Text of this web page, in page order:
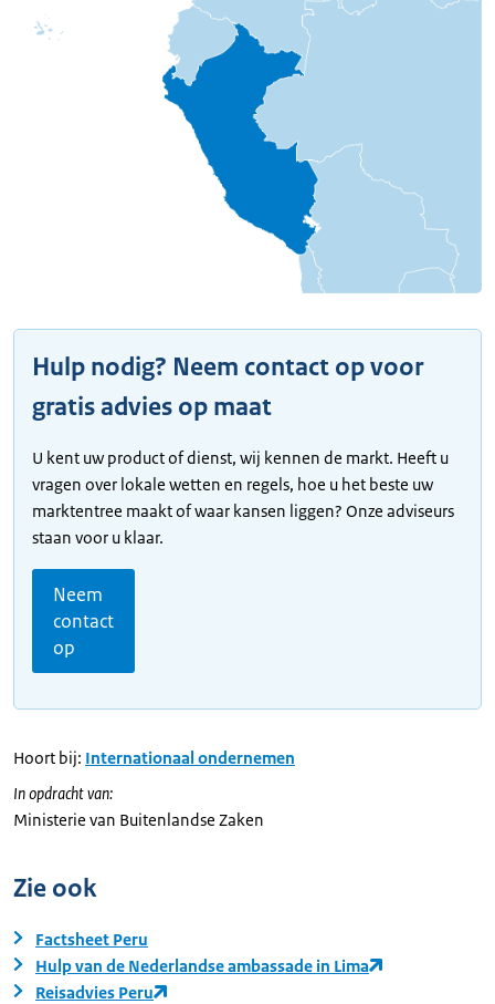
Hulp nodig? Neem contact op voor
gratis advies op maat
U kent uw product of dienst, wij kennen de markt. Heeft u
vragen over lokale wetten en regels, hoe u het beste uw
marktentree maakt of waar kansen liggen? Onze adviseurs
staan voor u klaar.
Neem
contact
op
Hoort bij: Internationaal ondernemen
In opdracht van:
Ministerie van Buitenlandse Zaken
Zie ook
Factsheet Peru
Hulp van de Nederlandse ambassade in Lima
Reisadvies Peru